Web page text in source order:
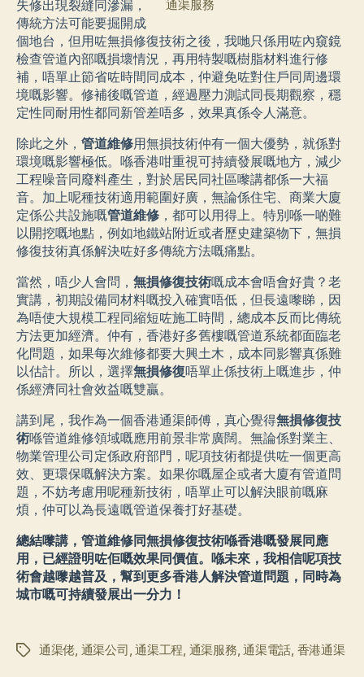
通渠服務
失修出現裂縫同滲漏，
傳統方法可能要掘開成
個地台，但用咗無損修復技術之後，我哋只係用咗內窺鏡
檢查管道內部嘅損壞情況，再用特製嘅樹脂材料進行修
補，唔單止節省咗時間同成本，仲避免咗對住戶同周邊環
境嘅影響。修補後嘅管道，經過壓力測試同長期觀察，穩
定性同耐用性都同新管差唔多，效果真係令人滿意。
除此之外， 管道維修用無損技術仲有一個大優勢，就係對
環境嘅影響極低。喺香港咁重視可持續發展嘅地方，減少
工程噪音同廢料產生，對於居民同社區嚟講都係一大福
音。加上呢種技術適用範圍好廣，無論係住宅、商業大廈
定係公共設施嘅管道維修 ，都可以用得上。特別喺一啲難
以開挖嘅地點，例如地鐵站附近或者歷史建築物下，無損
修復技術真係解決咗好多傳統方法嘅痛點。
當然，唔少人會問， 無損修復技術嘅成本會唔會好貴？老
實講，初期設備同材料嘅投入確實唔低，但長遠嚟睇，因
為唔使大規模工程同縮短咗施工時間，總成本反而比傳統
方法更加經濟。仲有，香港好多舊樓嘅管道系統都面臨老
化問題，如果每次維修都要大興土木，成本同影響真係難
以估計。所以，選擇無損修復唔單止係技術上嘅進步，仲
係經濟同社會效益嘅雙贏。
講到尾，我作為一個香港通渠師傅，真心覺得無損修復技
術喺管道維修領域嘅應用前景非常廣闊。無論係對業主、
物業管理公司定係政府部門，呢項技術都提供咗一個更高
效、更環保嘅解決方案。如果你嘅屋企或者大廈有管道問
題，不妨考慮用呢種新技術，唔單止可以解決眼前嘅麻
煩，仲可以為長遠嘅管道保養打好基礎。
總結嚟講， 管道維修同無損修復技術喺香港嘅發展同應
用，已經證明咗佢嘅效果同價值。喺未來，我相信呢項技
術會越嚟越普及，幫到更多香港人解決管道問題，同時為
城市嘅可持續發展出一分力！
标
通渠佬 通渠公司 ,通渠工程 通渠服務 ,通渠電話 香港通渠